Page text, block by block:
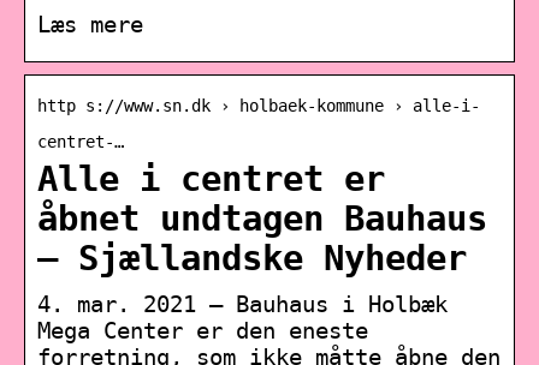
Læs mere
http s://www.sn.dk › holbaek-kommune › alle-i-
centret-…
Alle i centret er
åbnet undtagen Bauhaus
– Sjællandske Nyheder
4. mar. 2021 — Bauhaus i Holbæk
Mega Center er den eneste
forretning, som ikke måtte åbne den